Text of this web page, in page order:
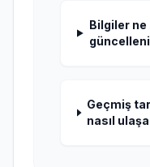
Bilgiler ne
Geçmiş
nasıl